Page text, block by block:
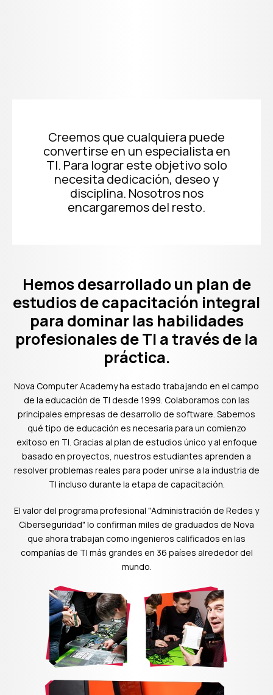
Creemos que cualquiera puede
convertirse en un especialista en
TI. Para lograr este objetivo solo
necesita dedicación, deseo y
disciplina. Nosotros nos
encargaremos del resto.
Hemos desarrollado un plan de
estudios de capacitación integral
para dominar las habilidades
profesionales de TI a través de la
práctica.
Nova Computer Academy ha estado trabajando en el campo
de la educación de TI desde 1999. Colaboramos con las
principales empresas de desarrollo de software. Sabemos
qué tipo de educación es necesaria para un comienzo
exitoso en TI. Gracias al plan de estudios único y al enfoque
basado en proyectos, nuestros estudiantes aprenden a
resolver problemas reales para poder unirse a la industria de
TI incluso durante la etapa de capacitación.
El valor del programa profesional "Administración de Redes y
Ciberseguridad" lo confirman miles de graduados de Nova
que ahora trabajan como ingenieros calificados en las
compañías de TI más grandes en 36 países alrededor del
mundo.